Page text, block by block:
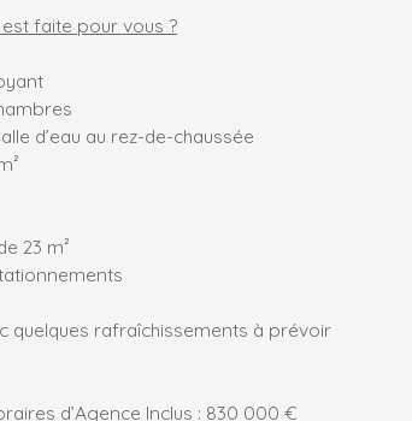
faite pour vous ?
d’eau au rez-de-chaussée
23 m²
quelques rafraîchissements à prévoir
d’Agence Inclus : 830 000 €